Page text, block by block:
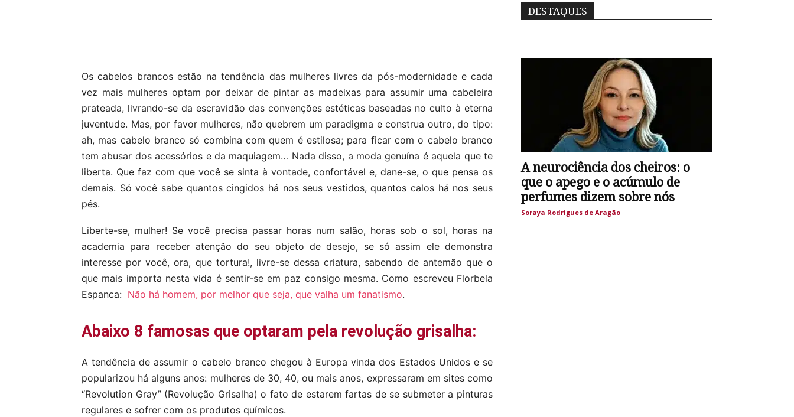
Os cabelos brancos estão na tendência das mulheres livres da pós-modernidade e cada
vez mais mulheres optam por deixar de pintar as madeixas para assumir uma cabeleira
prateada, livrando-se da escravidão das convenções estéticas baseadas no culto à eterna
juventude. Mas, por favor mulheres, não quebrem um paradigma e construa outro, do tipo:
ah, mas cabelo branco só combina com quem é estilosa; para ficar com o cabelo branco
tem abusar dos acessórios e da maquiagem… Nada disso, a moda genuína é aquela que te
liberta. Que faz com que você se sinta à vontade, confortável e, dane-se, o que pensa os
demais. Só você sabe quantos cingidos há nos seus vestidos, quantos calos há nos seus
pés.
Liberte-se, mulher! Se você precisa passar horas num salão, horas sob o sol, horas na
academia para receber atenção do seu objeto de desejo, se só assim ele demonstra
interesse por você, ora, que tortura!, livre-se dessa criatura, sabendo de antemão que o
que mais importa nesta vida é sentir-se em paz consigo mesma. Como escreveu Florbela
Espanca: Não há homem, por melhor que seja, que valha um fanatismo.
Abaixo 8 famosas que optaram pela revolução grisalha:
A tendência de assumir o cabelo branco chegou à Europa vinda dos Estados Unidos e se
popularizou há alguns anos: mulheres de 30, 40, ou mais anos, expressaram em sites como
“Revolution Gray” (Revolução Grisalha) o fato de estarem fartas de se submeter a pinturas
regulares e sofrer com os produtos químicos.
DESTAQUES
A neurociência dos cheiros: o
que o apego e o acúmulo de
perfumes dizem sobre nós
Soraya Rodrigues de Aragão